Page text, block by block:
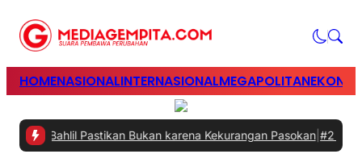
HOMENASIONALINTERNASIONALMEGAPOLITAN
Bahlil Pastikan Bukan karena Kekurangan Pasokan|#2 -Perkuat